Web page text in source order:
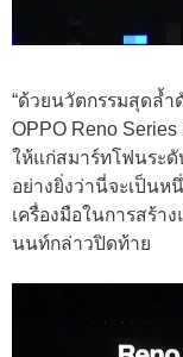
“ด้วยนวัตกรรมสุดล้
OPPO Reno
ให้แก่สมาร์ทโฟนระดั
อย่างยิ่งว่านี่จะเป็น
เครื่องมือในการสร้า
นนท์กล่าวปิดท้าย